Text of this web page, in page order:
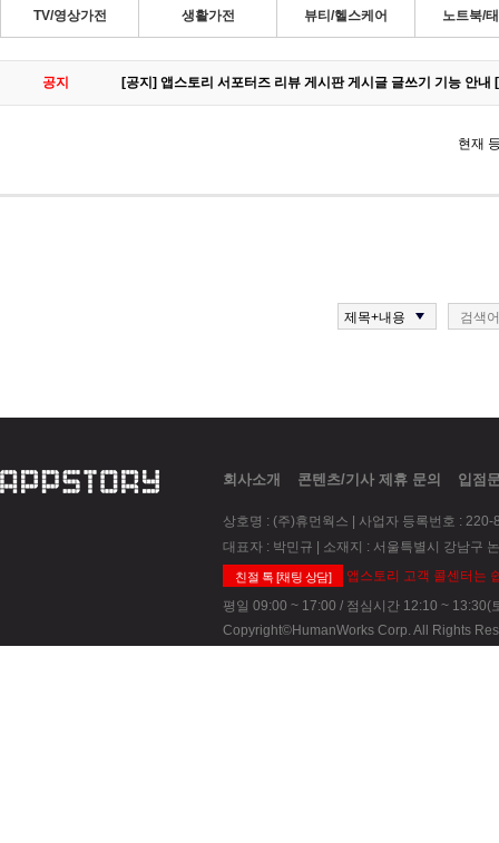
회사소개 콘텐츠/기사 제휴 문의 입점
상호명 : (주)휴먼웍스 | 사업자 등록번호 :
대표자 : 박민규 | 소재지 : 서울특별시 강남구
친절 톡 [채팅 상담]
앱스토리 고객 콜센터는
평일 09:00 ~ 17:00 / 점심시간 12:10 ~ 13:30(
Copyright©HumanWorks Corp. All Rights